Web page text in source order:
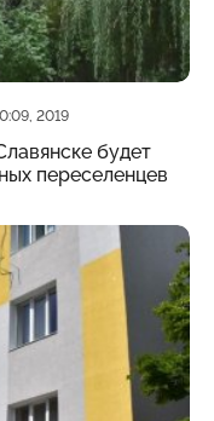
2019
будет
переселенцев